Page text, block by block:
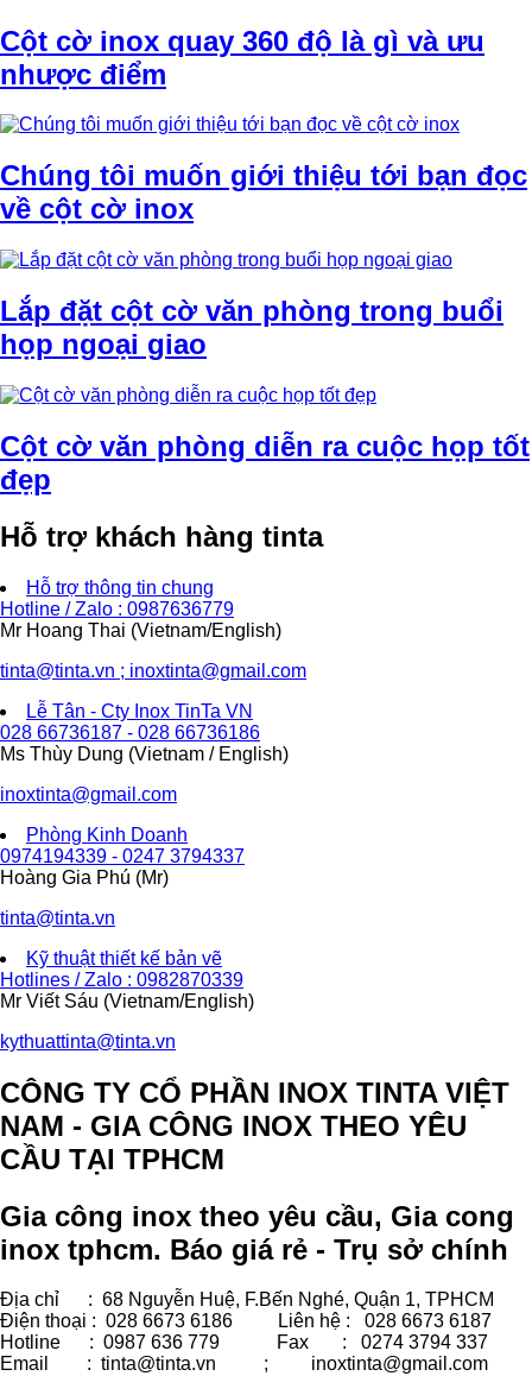
Cột cờ inox quay 360 độ là gì và ưu
nhược điểm
Chúng tôi muốn giới thiệu tới bạn đọc
về cột cờ inox
Lắp đặt cột cờ văn phòng trong buổi
họp ngoại giao
Cột cờ văn phòng diễn ra cuộc họp tốt
đẹp
Hỗ trợ khách hàng tinta
Hỗ trợ thông tin chung
Hotline / Zalo : 0987636779
Mr Hoang Thai (Vietnam/English)
tinta@tinta.vn ; inoxtinta@gmail.com
Lễ Tân - Cty Inox TinTa VN
028 66736187 - 028 66736186
Ms Thùy Dung (Vietnam / English)
inoxtinta@gmail.com
Phòng Kinh Doanh
0974194339 - 0247 3794337
Hoàng Gia Phú (Mr)
tinta@tinta.vn
Kỹ thuật thiết kế bản vẽ
Hotlines / Zalo : 0982870339
Mr Viết Sáu (Vietnam/English)
kythuattinta@tinta.vn
CÔNG TY CỔ PHẦN INOX TINTA VIỆT
NAM - GIA CÔNG INOX THEO YÊU
CẦU TẠI TPHCM
Gia công inox theo yêu cầu, Gia cong
inox tphcm. Báo giá rẻ - Trụ sở chính
Địa chỉ : 68 Nguyễn Huệ, F.Bến Nghé, Quận 1, TPHCM
Điện thoại : 028 6673 6186
Liên hệ : 028 6673 6187
Hotline : 0987 636 779 Fax
: 0274 3794 337
Email : tinta@tinta.vn ;
inoxtinta@gmail.com